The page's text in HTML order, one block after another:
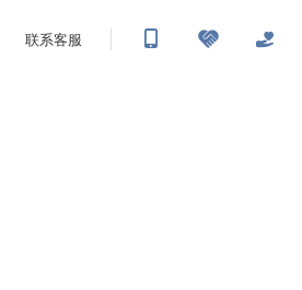
联系客服